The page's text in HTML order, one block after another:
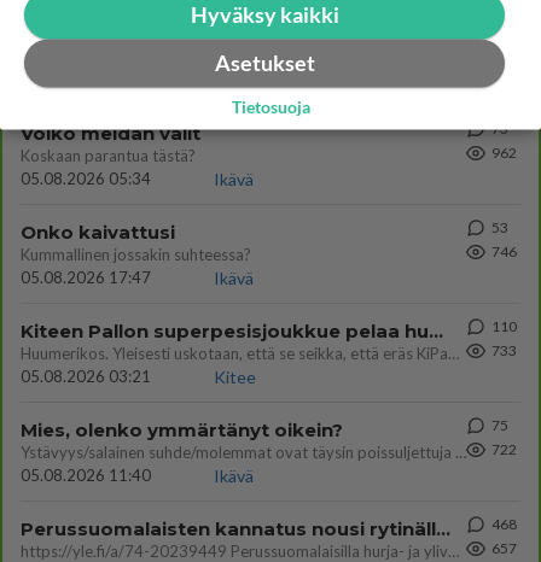
Mitä töitä kaivattusi on tehnyt?
😅
05.08.2026 13:25
63
995
Voiko meidän välit
Koskaan parantua tästä?
05.08.2026 05:34
Ikävä
73
962
Onko kaivattusi
Kummallinen jossakin suhteessa?
05.08.2026 17:47
Ikävä
53
746
Kiteen Pallon superpesisjoukkue pelaa huumeiden vaikutuksen alaisena
Huumerikos. Yleisesti uskotaan, että se seikka, että eräs KiPan pelaaja kärähtää huumeista, on vain jäävuoren huippu. M
05.08.2026 03:21
Kitee
110
733
Mies, olenko ymmärtänyt oikein?
Ystävyys/salainen suhde/molemmat ovat täysin poissuljettuja asioita? Nainen
05.08.2026 11:40
Ikävä
75
722
Perussuomalaisten kannatus nousi rytinällä Ylen tänään julkaisemassa tuoreimmassa gallup-kyselyssä.
https://yle.fi/a/74-20239449 Perussuomalaisilla hurja- ja ylivoimaisesti suurin nousu tässä uudessa Ylen gallupissa. Kyl
468
657
Hyväksy kaikki
Asetukset
Tietosuoja